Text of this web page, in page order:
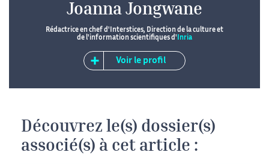
Joanna Jongwane
Rédactrice en chef d'Interstices, Direction de la culture et
de l'information scientifiques d' Inria
Voir le profil
Découvrez le(s) dossier(s)
associé(s) à cet article :